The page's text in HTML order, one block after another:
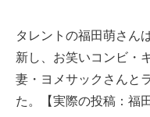
タレントの福田萌さん
新し、お笑いコンビ・
妻・ヨメサックさんと
た。【実際の投稿：福